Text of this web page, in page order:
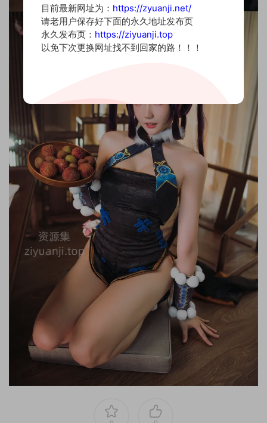
目前最新网址为： https://zyuanji.net/
请老用户保存好下面的永久地址发布页
永久发布页： https://ziyuanji.top
以免下次更换网址找不到回家的路！！！